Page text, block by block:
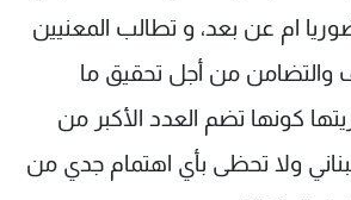
ام عن بعد، و تطالب المعنيين
والتضامن من أجل تحقيق ما
كونها تضم العدد الأكبر من
ولا تحظى بأي اهتمام جدي من